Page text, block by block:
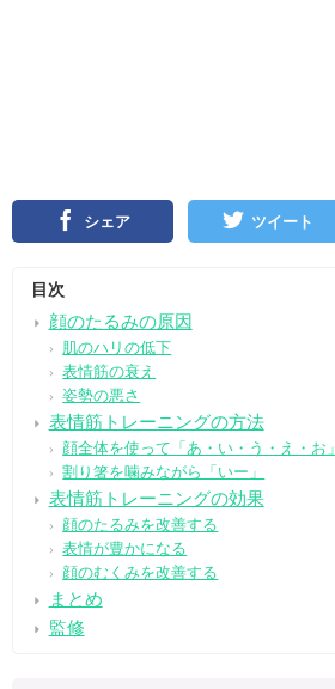
シェア ツイート
目次
顔のたるみの原因
肌のハリの低下
表情筋の衰え
姿勢の悪さ
表情筋トレーニングの方法
顔全体を使って「あ・い・う・え・お」
割り箸を噛みながら「いー」
表情筋トレーニングの効果
顔のたるみを改善する
表情が豊かになる
顔のむくみを改善する
まとめ
監修